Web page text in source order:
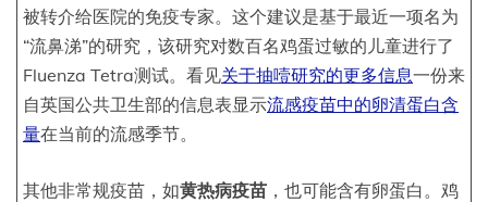
被转介给医院的免疫专家。这个建议是基于最近一项名为
“流鼻涕”的研究，该研究对数百名鸡蛋过敏的儿童进行了
Fluenza Tetra测试。看见关于抽噎研究的更多信息一份来
自英国公共卫生部的信息表显示流感疫苗中的卵清蛋白含
量在当前的流感季节。
其他非常规疫苗，如黄热病疫苗 ，也可能含有卵蛋白。鸡